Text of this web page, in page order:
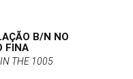
B/N NO
FINA
IN THE 1005